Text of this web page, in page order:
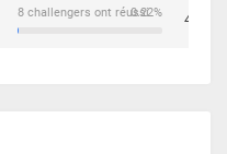
0.22%
8 challengers ont réussi 4